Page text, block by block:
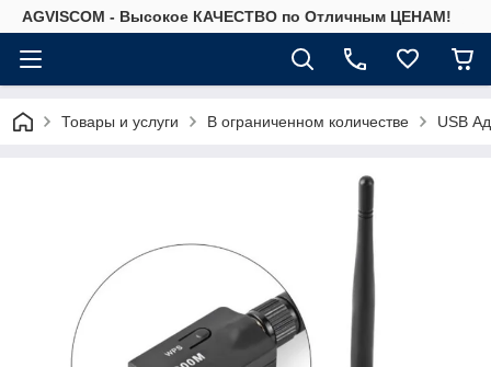
AGVISCOM - Высокое КАЧЕСТВО по Отличным ЦЕНАМ!
Товары и услуги В ограниченном количестве USB